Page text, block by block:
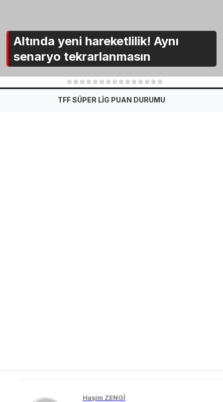
Altında yeni hareketlilik! Aynı
senaryo tekrarlanmasın
2 3 4 5 6 7 8 9 10 11 12 13 14 15
TFF SÜPER LİG PUAN DURUMU
Haşim ZENGİ